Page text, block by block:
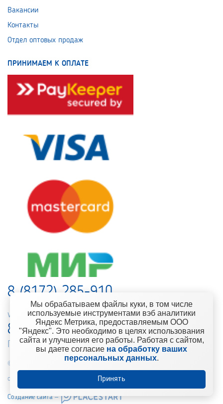
Вакансии
Контакты
Отдел оптовых продаж
ПРИНИМАЕМ К ОПЛАТЕ
8 (8172) 285-910
web-support@kontinent.ru
8 900 501-25-53
Горячая линия интернет-магазина
© 2010-2021 Компания «Континент» Сеть магазинов строительно-
отделочных материалов
Создание сайта –
Мы обрабатываем файлы куки, в том числе
используемые инструментами вэб аналитики
Яндекс Метрика, предоставляемым ООО
"Яндекс". Это необходимо в целях использования
сайта и улучшения его работы. Работая с сайтом,
вы даете согласие на обработку ваших
персональных данных.
Принять